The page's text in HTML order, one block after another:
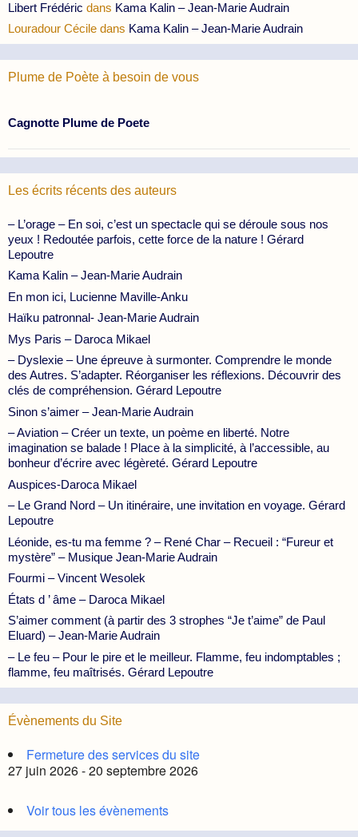
Libert Frédéric dans Kama Kalin – Jean-Marie Audrain
Louradour Cécile dans Kama Kalin – Jean-Marie Audrain
Plume de Poète à besoin de vous
Cagnotte Plume de Poete
Les écrits récents des auteurs
– L’orage – En soi, c’est un spectacle qui se déroule sous nos
yeux ! Redoutée parfois, cette force de la nature ! Gérard
Lepoutre
Kama Kalin – Jean-Marie Audrain
En mon ici, Lucienne Maville-Anku
Haïku patronnal- Jean-Marie Audrain
Mys Paris – Daroca Mikael
– Dyslexie – Une épreuve à surmonter. Comprendre le monde
des Autres. S’adapter. Réorganiser les réflexions. Découvrir des
clés de compréhension. Gérard Lepoutre
Sinon s’aimer – Jean-Marie Audrain
– Aviation – Créer un texte, un poème en liberté. Notre
imagination se balade ! Place à la simplicité, à l’accessible, au
bonheur d’écrire avec légèreté. Gérard Lepoutre
Auspices-Daroca Mikael
– Le Grand Nord – Un itinéraire, une invitation en voyage. Gérard
Lepoutre
Léonide, es-tu ma femme ? – René Char – Recueil : “Fureur et
mystère” – Musique Jean-Marie Audrain
Fourmi – Vincent Wesolek
États d ’ âme – Daroca Mikael
S’aimer comment (à partir des 3 strophes “Je t’aime” de Paul
Eluard) – Jean-Marie Audrain
– Le feu – Pour le pire et le meilleur. Flamme, feu indomptables ;
flamme, feu maîtrisés. Gérard Lepoutre
Évènements du Site
Fermeture des services du site
27 juin 2026 - 20 septembre 2026
Voir tous les évènements